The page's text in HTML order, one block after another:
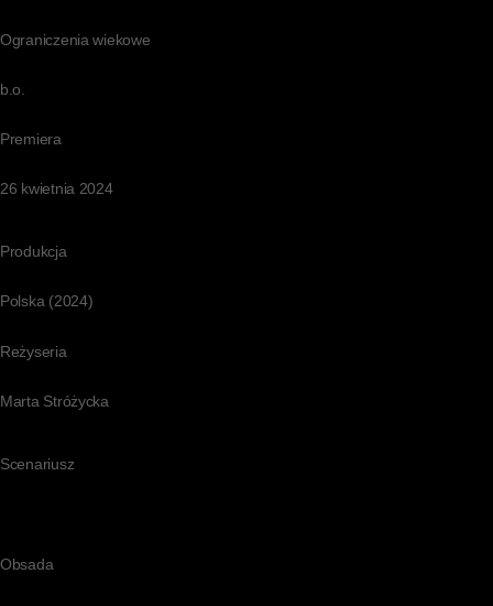
Ograniczenia wiekowe
b.o.
Premiera
26 kwietnia 2024
Produkcja
Polska (2024)
Reżyseria
Marta Stróżycka
Scenariusz
Obsada